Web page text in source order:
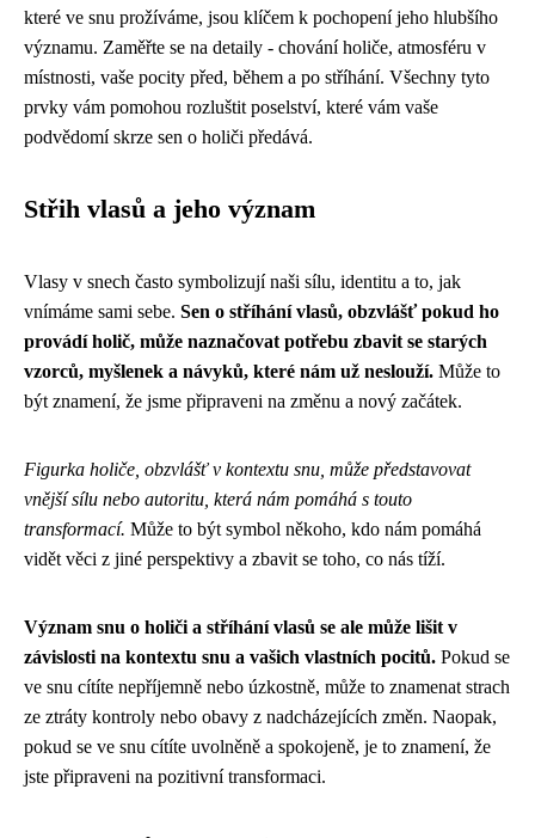
které ve snu prožíváme, jsou klíčem k pochopení jeho hlubšího
významu. Zaměřte se na detaily - chování holiče, atmosféru v
místnosti, vaše pocity před, během a po stříhání. Všechny tyto
prvky vám pomohou rozluštit poselství, které vám vaše
podvědomí skrze sen o holiči předává.
Střih vlasů a jeho význam
Vlasy v snech často symbolizují naši sílu, identitu a to, jak
vnímáme sami sebe. Sen o stříhání vlasů, obzvlášť pokud ho
provádí holič, může naznačovat potřebu zbavit se starých
vzorců, myšlenek a návyků, které nám už neslouží. Může to
být znamení, že jsme připraveni na změnu a nový začátek.
Figurka holiče, obzvlášť v kontextu snu, může představovat
vnější sílu nebo autoritu, která nám pomáhá s touto
transformací. Může to být symbol někoho, kdo nám pomáhá
vidět věci z jiné perspektivy a zbavit se toho, co nás tíží.
Význam snu o holiči a stříhání vlasů se ale může lišit v
závislosti na kontextu snu a vašich vlastních pocitů. Pokud se
ve snu cítíte nepříjemně nebo úzkostně, může to znamenat strach
ze ztráty kontroly nebo obavy z nadcházejících změn. Naopak,
pokud se ve snu cítíte uvolněně a spokojeně, je to znamení, že
jste připraveni na pozitivní transformaci.